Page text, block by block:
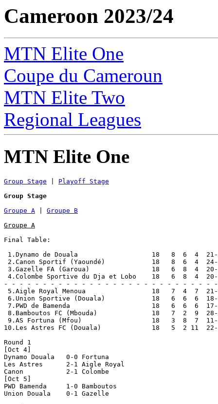
Cameroon 2023/24
MTN Elite One
Coupe du Cameroun
MTN Elite Two
Regional Leagues
MTN Elite One
Group Stage
Playoff Stage
Group Stage
Groupe A
Groupe B
Groupe A
Final Table:
1.Dynamo de Douala                   18   8  6  4
2.Canon Sportif (Yaoundé)            18   8  6  4
3.Gazelle FA (Garoua)                18   6  8  4
4.Colombe Sportive du Dja et Lobo    18   6  8  4
- - - - - - - - - - - - - - - - - - - - - - - - - - -
5.Aigle Royal Menoua
6.Union Sportive (Douala)            18   6  6  6
7.PWD de Bamenda                     18   6  6  6
8.Bamboutos FC (Mbouda)
9.AS Fortuna (Mfou)                  18   3  8  7
10.Les Astres FC (Douala)             18   5  2 11
Round 1
[Oct 4]
Dynamo Douala   0-0 Fortuna
Les Astres      2-1 Aigle Royal
Canon           2-1 Colombe
[Oct 5]
PWD Bamenda     1-0 Bamboutos
Union Douala    0-1 Gazelle